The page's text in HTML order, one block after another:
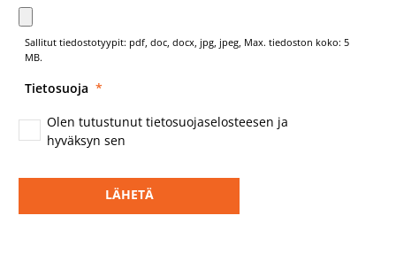
Sallitut tiedostotyypit: pdf, doc, docx, jpg, jpeg, Max. tiedoston koko: 5
MB.
Tietosuoja *
Olen tutustunut tietosuojaselosteesen ja
hyväksyn sen